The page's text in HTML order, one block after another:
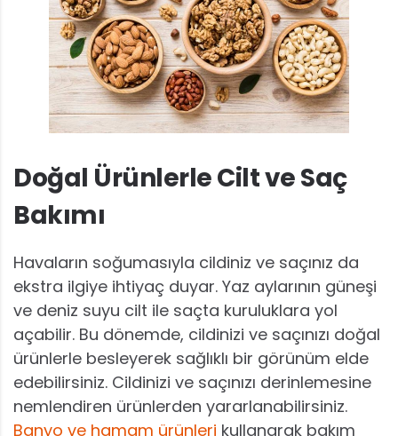
Doğal Ürünlerle Cilt ve Saç
Bakımı
Havaların soğumasıyla cildiniz ve saçınız da
ekstra ilgiye ihtiyaç duyar. Yaz aylarının güneşi
ve deniz suyu cilt ile saçta kuruluklara yol
açabilir. Bu dönemde, cildinizi ve saçınızı doğal
ürünlerle besleyerek sağlıklı bir görünüm elde
edebilirsiniz. Cildinizi ve saçınızı derinlemesine
nemlendiren ürünlerden yararlanabilirsiniz.
Banyo ve hamam ürünleri kullanarak bakım